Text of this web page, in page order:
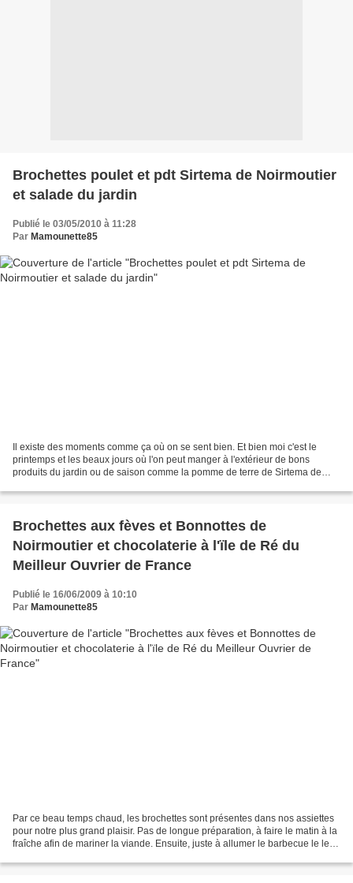
Brochettes poulet et pdt Sirtema de Noirmoutier
et salade du jardin
Publié le 03/05/2010 à 11:28
Par Mamounette85
Il existe des moments comme ça où on se sent bien. Et bien moi c'est le
printemps et les beaux jours où l'on peut manger à l'extérieur de bons
produits du jardin ou de saison comme la pomme de terre de Sirtema de
Brochettes aux fèves et Bonnottes de
Noirmoutier et chocolaterie à l'ïle de Ré du
Meilleur Ouvrier de France
Publié le 16/06/2009 à 10:10
Par Mamounette85
Par ce beau temps chaud, les brochettes sont présentes dans nos assiettes
pour notre plus grand plaisir. Pas de longue préparation, à faire le matin à la
fraîche afin de mariner la viande. Ensuite, juste à allumer le barbecue le le